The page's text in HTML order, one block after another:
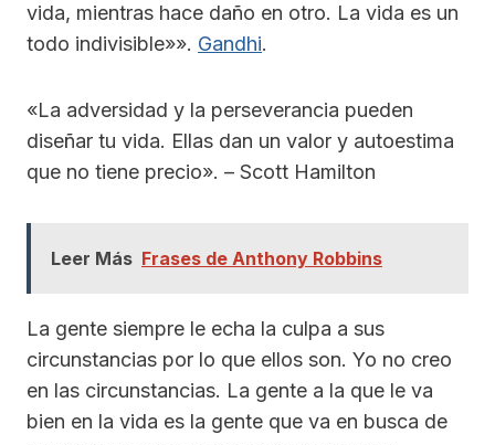
vida, mientras hace daño en otro. La vida es un
todo indivisible»». Gandhi.
«La adversidad y la perseverancia pueden
diseñar tu vida. Ellas dan un valor y autoestima
que no tiene precio». – Scott Hamilton
Leer Más Frases de Anthony Robbins
La gente siempre le echa la culpa a sus
circunstancias por lo que ellos son. Yo no creo
en las circunstancias. La gente a la que le va
bien en la vida es la gente que va en busca de